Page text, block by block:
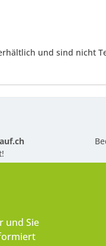
und sind nicht
und Sie